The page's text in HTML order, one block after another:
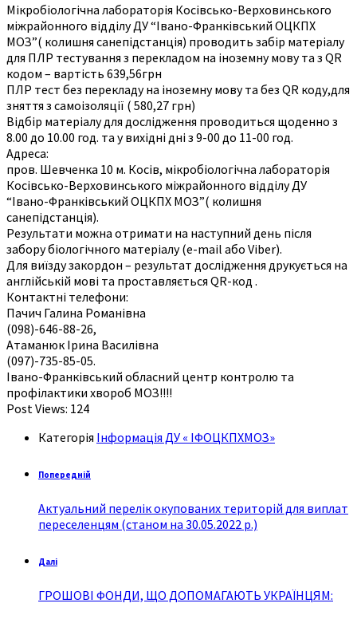
Мікробіологічна лабораторія Косівсько-Верховинського
міжрайонного відділу ДУ “Івано-Франківський ОЦКПХ
МОЗ”( колишня санепідстанція) проводить забір матеріалу
для ПЛР тестування з перекладом на іноземну мову та з QR
кодом – вартість 639,56грн
ПЛР тест без перекладу на іноземну мову та без QR коду,для
зняття з самоізоляції ( 580,27 грн)
Відбір матеріалу для дослідження проводиться щоденно з
8.00 до 10.00 год. та у вихідні дні з 9-00 до 11-00 год.
Адреса:
пров. Шевченка 10 м. Косів, мікробіологічна лабораторія
Косівсько-Верховинського міжрайонного відділу ДУ
“Івано-Франківський ОЦКПХ МОЗ”( колишня
санепідстанція).
Результати можна отримати на наступний день після
забору біологічного матеріалу (e-mail або Viber).
Для виїзду закордон – результат дослідження друкується на
англійській мові та проставляється QR-код .
Контактні телефони:
Пачич Галина Романівна
(098)-646-88-26,
Атаманюк Ірина Василівна
(097)-735-85-05.
Івано-Франківський обласний центр контролю та
профілактики хвороб МОЗ!!!!
Post Views: 124
Категорія Інформація ДУ « ІФОЦКПХМОЗ»
Попередній
Актуальний перелік окупованих територій для виплат
переселенцям (станом на 30.05.2022 р.)
Далі
ГРОШОВІ ФОНДИ, ЩО ДОПОМАГАЮТЬ УКРАЇНЦЯМ: